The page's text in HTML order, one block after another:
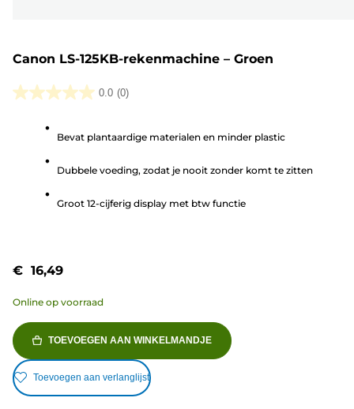
Canon LS-125KB-rekenmachine – Groen
0.0 (0)
0.0
sterren.
Bevat plantaardige materialen en minder plastic
Dubbele voeding, zodat je nooit zonder komt te zitten
Groot 12-cijferig display met btw functie
€ 16,49
Online op voorraad
TOEVOEGEN AAN WINKELMANDJE
Toevoegen aan verlanglijst